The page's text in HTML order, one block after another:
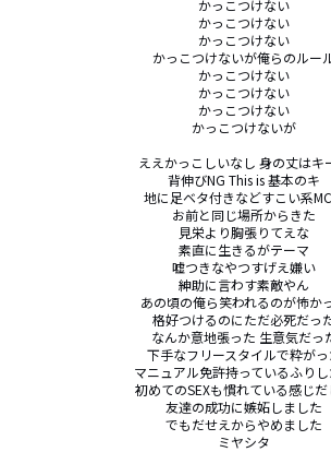
かっこつけない
かっこつけない
かっこつけない
かっこつけないが俺らのルー
かっこつけない
かっこつけない
かっこつけない
かっこつけないが
ええかっこしいなし 身の丈はキ
背伸びNG This is 基本のキ
地に足ベタ付きなどすこい系
お前と同じ場所からきた
見栄より胸張りてえな
素直に生きるがテーマ
嘘つきなやつすげえ嫌い
紳助に言わす素敵やん
あの頃の俺ら笑われるのが怖か
格好つけるのにただ必死だっ
なんか意地張った 生意気だっ
下手なフリースタイルで粋がっ
マニュアル免許持っているふり
初めてのSEXも慣れている感じだ
友達の成功に嫉妬しました
でもだせえからやめました
ミヤシタ